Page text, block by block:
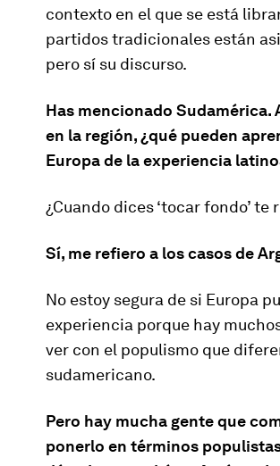
contexto en el que se está
partidos tradicionales están
pero sí su discurso.
Has mencionado
en la región, ¿qué pueden
Europa de la experiencia
¿Cuando dices ‘tocar fondo’
Sí, me refiero a los casos de
No estoy segura de si Europa
experiencia porque hay
ver con el populismo que
sudamericano.
Pero hay mucha gente que
ponerlo en términos